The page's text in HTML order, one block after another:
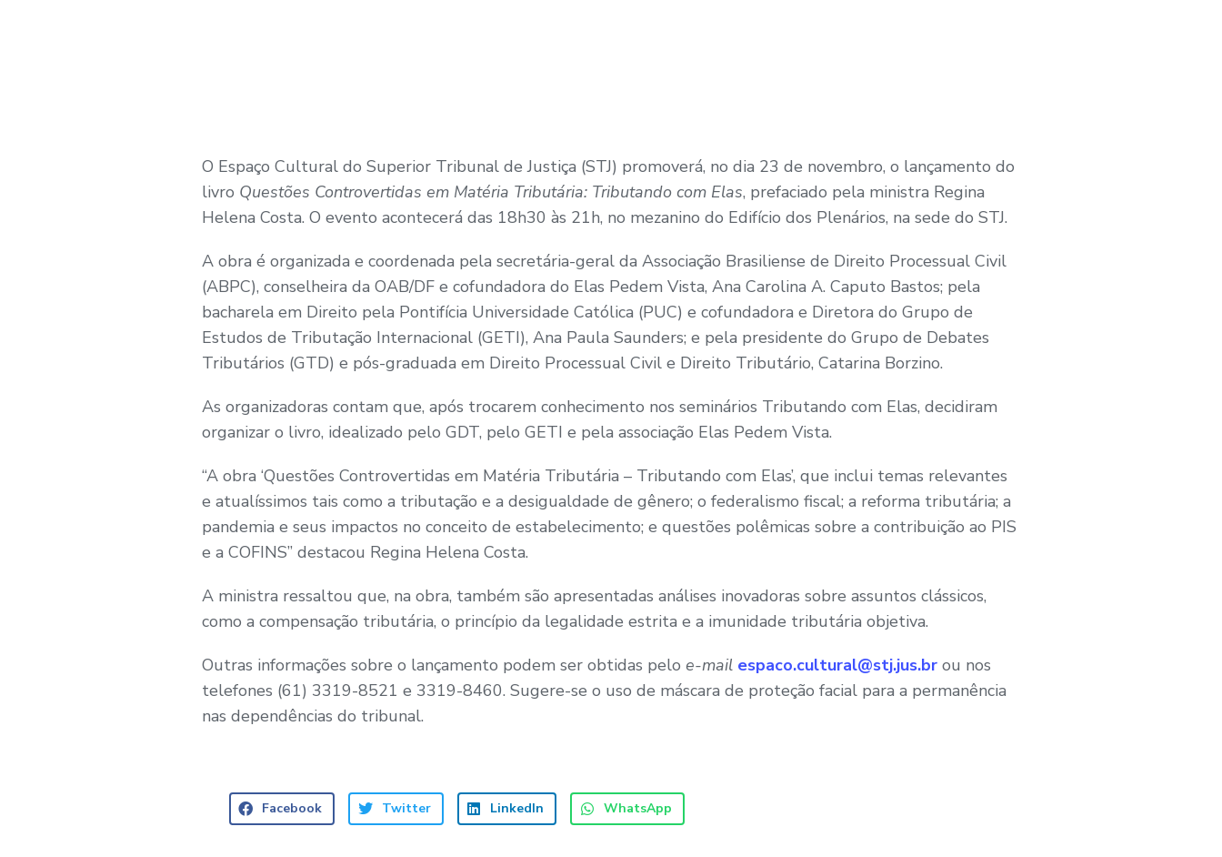
O Espaço Cultural do Superior Tribunal de Justiça (STJ) promoverá, no dia 23 de novembro, o lançamento do
livro Questões Controvertidas em Matéria Tributária: Tributando com Elas, prefaciado pela ministra Regina
Helena Costa. O evento acontecerá das 18h30 às 21h, no mezanino do Edifício dos Plenários, na sede do STJ.
A obra é organizada e coordenada pela secretária-geral da Associação Brasiliense de Direito Processual Civil
(ABPC), conselheira da OAB/DF e cofundadora do Elas Pedem Vista, Ana Carolina A. Caputo Bastos; pela
bacharela em Direito pela Pontifícia Universidade Católica (PUC) e cofundadora e Diretora do Grupo de
Estudos de Tributação Internacional (GETI), Ana Paula Saunders; e pela presidente do Grupo de Debates
Tributários (GTD) e pós-graduada em Direito Processual Civil e Direito Tributário, Catarina Borzino.
As organizadoras contam que, após trocarem conhecimento nos seminários Tributando com Elas, decidiram
organizar o livro, idealizado pelo GDT, pelo GETI e pela associação Elas Pedem Vista.
“A obra ‘Questões Controvertidas em Matéria Tributária – Tributando com Elas’, que inclui temas relevantes
e atualíssimos tais como a tributação e a desigualdade de gênero; o federalismo fiscal; a reforma tributária; a
pandemia e seus impactos no conceito de estabelecimento; e questões polêmicas sobre a contribuição ao PIS
e a COFINS” destacou Regina Helena Costa.
A ministra ressaltou que, na obra, também são apresentadas análises inovadoras sobre assuntos clássicos,
como a compensação tributária, o princípio da legalidade estrita e a imunidade tributária objetiva.
Outras informações sobre o lançamento podem ser obtidas pelo e-mail espaco.cultural@stj.jus.br ou nos
telefones (61) 3319-8521 e 3319-8460. Sugere-se o uso de máscara de proteção facial para a permanência
nas dependências do tribunal.
Facebook Twitter LinkedIn WhatsApp